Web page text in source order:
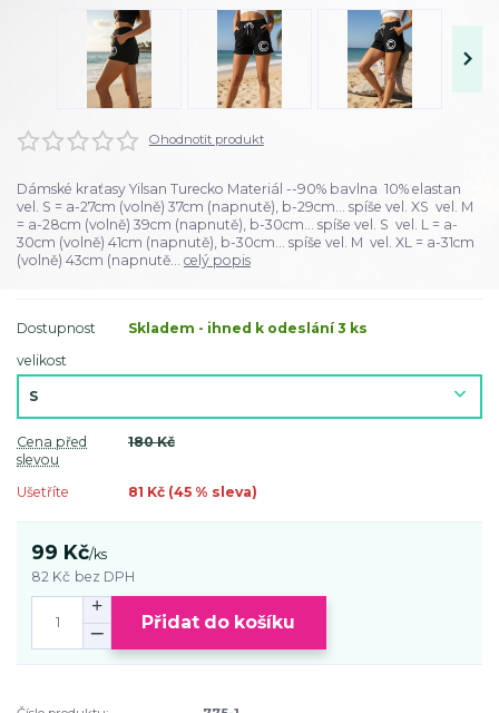
Ohodnotit produkt
Dámské kraťasy Yilsan Turecko Materiál --90% bavlna 10% elastan
vel. S = a-27cm (volně) 37cm (napnutě), b-29cm... spíše vel. XS vel. M
= a-28cm (volně) 39cm (napnutě), b-30cm... spíše vel. S vel. L = a-
30cm (volně) 41cm (napnutě), b-30cm... spíše vel. M vel. XL = a-31cm
(volně) 43cm (napnutě... celý popis
Dostupnost
Skladem - ihned k odeslání 3 ks
velikost
Cena před
slevou
180 Kč
Ušetříte 81 Kč (45 % sleva)
99 Kč/ks
82 Kč bez DPH
Přidat do košíku